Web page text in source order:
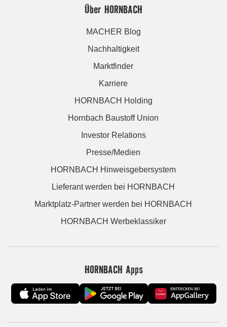
Über HORNBACH
MACHER Blog
Nachhaltigkeit
Marktfinder
Karriere
HORNBACH Holding
Hornbach Baustoff Union
Investor Relations
Presse/Medien
HORNBACH Hinweisgebersystem
Lieferant werden bei HORNBACH
Marktplatz-Partner werden bei HORNBACH
HORNBACH Werbeklassiker
HORNBACH Apps